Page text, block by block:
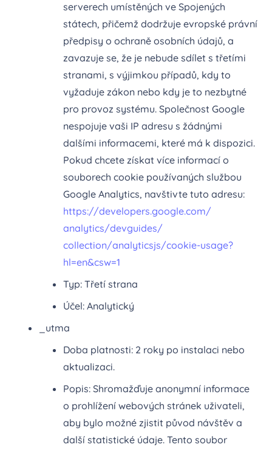
serverech umístěných ve Spojených
státech, přičemž dodržuje evropské právní
předpisy o ochraně osobních údajů, a
zavazuje se, že je nebude sdílet s třetími
stranami, s výjimkou případů, kdy to
vyžaduje zákon nebo kdy je to nezbytné
pro provoz systému. Společnost Google
nespojuje vaši IP adresu s žádnými
dalšími informacemi, které má k dispozici.
Pokud chcete získat více informací o
souborech cookie používaných službou
Google Analytics, navštivte tuto adresu:
https://developers.google.com/
analytics/devguides/
collection/analyticsjs/cookie-usage?
hl=en&csw=1
Typ: Třetí strana
Účel: Analytický
_utma
Doba platnosti: 2 roky po instalaci nebo
aktualizaci.
Popis: Shromažďuje anonymní informace
o prohlížení webových stránek uživateli,
aby bylo možné zjistit původ návštěv a
další statistické údaje. Tento soubor